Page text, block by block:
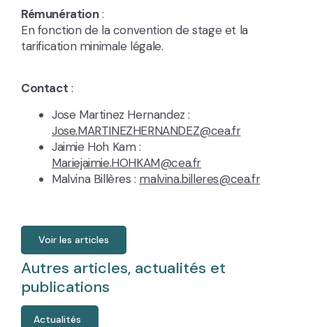
Rémunération:
En fonction de la convention de stage et la
tarification minimale légale.
Contact :
Jose Martinez Hernandez :
Jose.MARTINEZHERNANDEZ@cea.fr
Jaimie Hoh Kam :
Mariejaimie.HOHKAM@cea.fr
Malvina Billères : malvina.billeres@cea.fr
Voir les articles
Autres articles, actualités et
publications
Actualités